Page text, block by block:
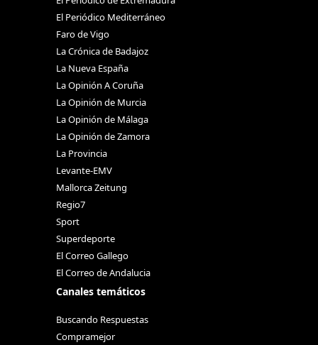
El Periódico Mediterráneo
Faro de Vigo
La Crónica de Badajoz
La Nueva España
La Opinión A Coruña
La Opinión de Murcia
La Opinión de Málaga
La Opinión de Zamora
La Provincia
Levante-EMV
Mallorca Zeitung
Regio7
Sport
Superdeporte
El Correo Gallego
El Correo de Andalucia
Canales temáticos
Buscando Respuestas
Compramejor